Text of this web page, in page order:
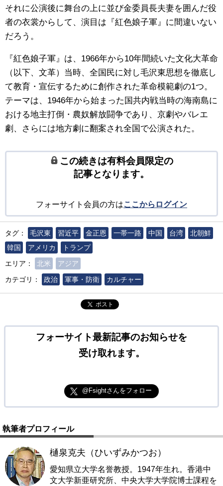
それに公演後に舞台の上に並び金委員長夫妻を囲んだ役
者の衣裳からして、演目は『紅色娘子軍』に間違いない
だろう。
『紅色娘子軍』は、1966年から10年間続いた文化大革命
（以下、文革）当時、全国民に対し毛沢東思想を徹底し
て教育・宣伝するために創作された革命模範劇の1つ。
テーマは、1946年から始まった国共内戦当時の海南島に
おける地主打倒・農奴解放闘争であり、京劇やバレエ
劇、さらには地方劇に翻案され全国で公演された。
この続きは有料会員限定の
記事となります。
フォーサイト会員の方はここからログイン
タグ： 毛沢東 習近平 金正恩 一帯一路 中国 台湾
北朝鮮
韓国
アメリカ
トランプ
エリア：
北米
アジア
カテゴリ：
政治 軍事・防衛 カルチャー
ポスト
フォーサイト最新記事のお知らせを
受け取れます。
@Fsightさんをフォロー
執筆者プロフィール
樋泉克夫（ひいずみかつお）
愛知県立大学名誉教授。1947年生れ。香港中
文大学新亜研究所、中央大学大学院博士課程を